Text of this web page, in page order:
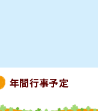
年間行事予定